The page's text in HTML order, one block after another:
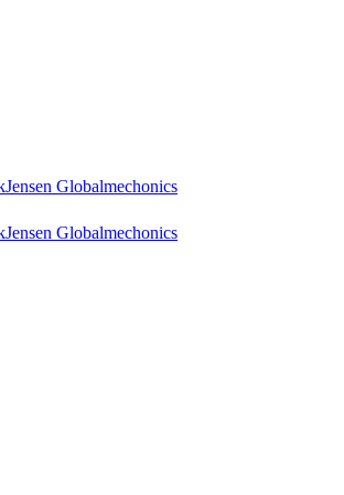
Jensen Globalmechonics
Jensen Globalmechonics